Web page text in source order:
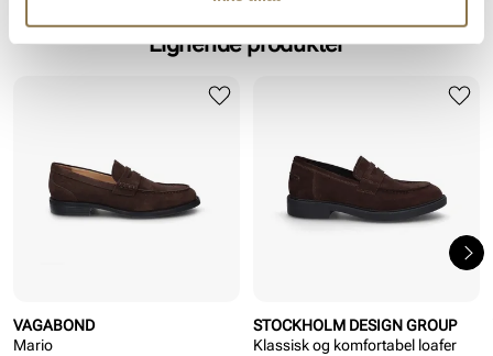
Lignende produkter
VAGABOND
Mario
STOCKHOLM DESIGN GROUP
Klassisk og komfortabel loafer